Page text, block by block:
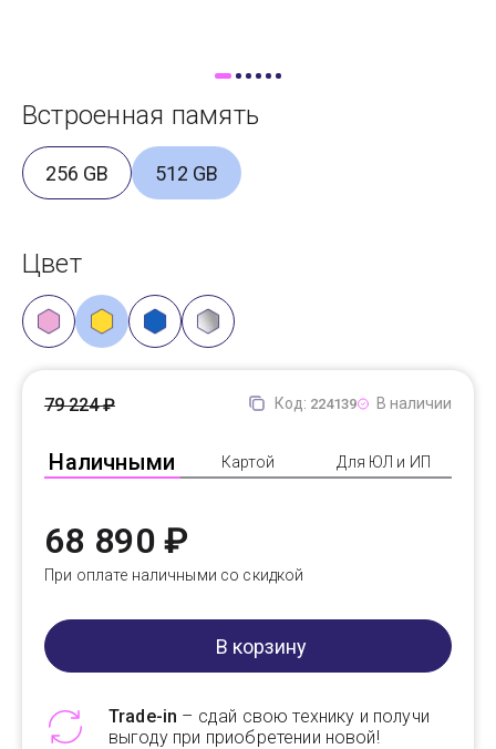
Встроенная память
256 GB 512 GB
Цвет
Код: 224139 В наличии
Наличными Картой Для ЮЛ и ИП
79 224 ₽
68 890 ₽
При оплате наличными со скидкой
В корзину
Trade-in – сдай свою технику и получи
выгоду при приобретении новой!